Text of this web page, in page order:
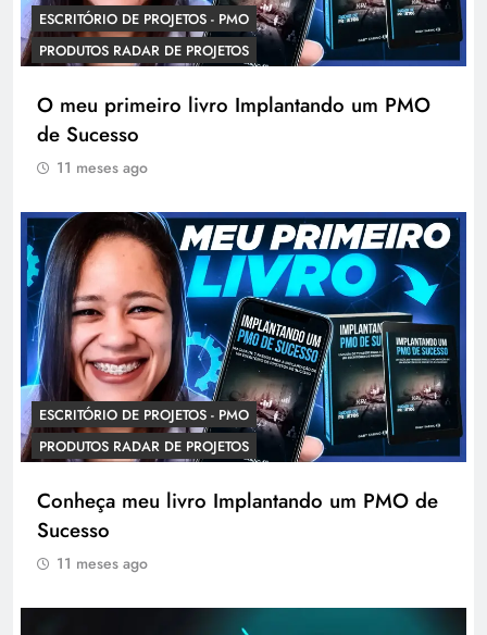
ESCRITÓRIO DE PROJETOS - PMO
PRODUTOS RADAR DE PROJETOS
O meu primeiro livro Implantando um PMO
de Sucesso
11 meses ago
ESCRITÓRIO DE PROJETOS - PMO
PRODUTOS RADAR DE PROJETOS
Conheça meu livro Implantando um PMO de
Sucesso
11 meses ago